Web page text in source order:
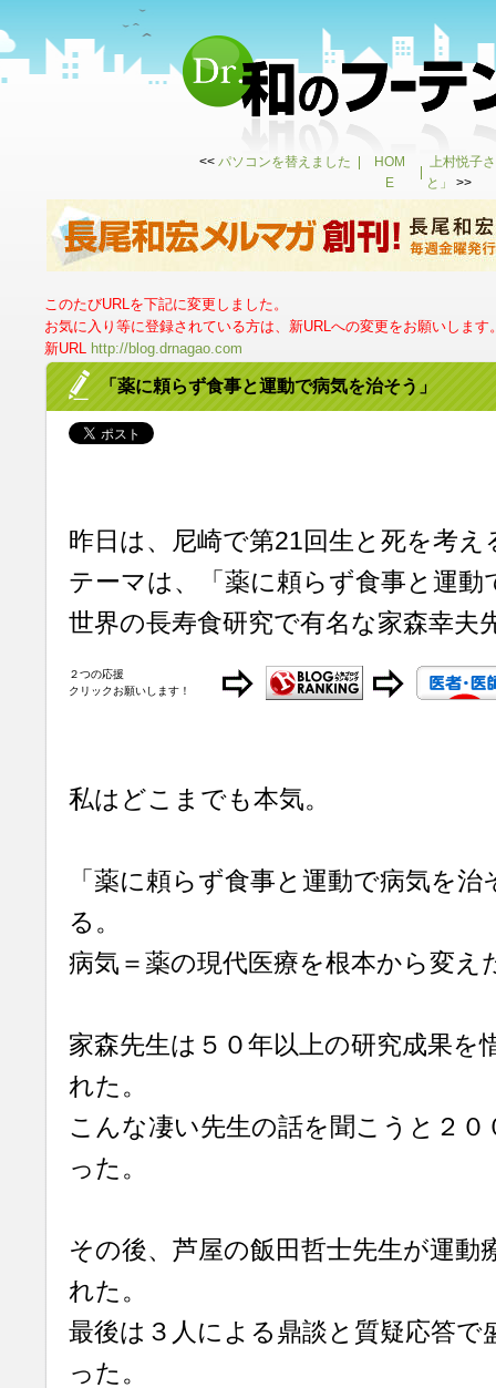
<< パソコンを替えました
HOM
E
上村悦子
と」
>>
このたびURLを下記に変更しました。
お気に入り等に登録されている方は、新URLへの変更をお願いします
新URL http://blog.drnagao.com
「薬に頼らず食事と運動で病気を治そう」
昨日は、尼崎で第21回生と死を考
テーマは、「薬に頼らず食事と運動
世界の長寿食研究で有名な家森幸夫
２つの応援
クリックお願いします！
私はどこまでも本気。
「薬に頼らず食事と運動で病気を
る。
病気＝薬の現代医療を根本から変え
家森先生は５０年以上の研究成果を
れた。
こんな凄い先生の話を聞こうと２０
った。
その後、芦屋の飯田哲士先生が運動
れた。
最後は３人による鼎談と質疑応答で
った。